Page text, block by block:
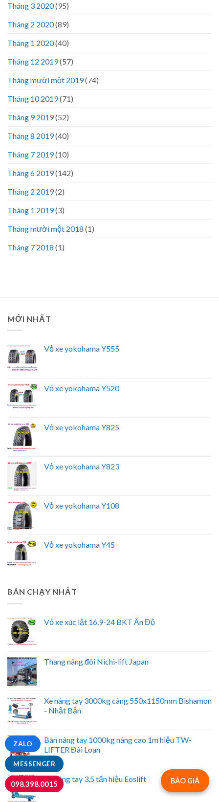
MESSENGER
ZALO
098.398.0015
Tháng 3 2020(95)
Tháng 2 2020(89)
Tháng 1 2020(40)
Tháng 12 2019(57)
Tháng mười một 2019(74)
Tháng 10 2019(71)
Tháng 9 2019(52)
Tháng 8 2019(40)
Tháng 7 2019(10)
Tháng 6 2019(142)
Tháng 2 2019(2)
Tháng 1 2019(3)
Tháng mười một 2018 (1)
Tháng 7 2018 (1)
MỚI NHẤT
Vỏ xe yokohama Y555
Vỏ xe yokohama Y520
Vỏ xe yokohama Y825
Vỏ xe yokohama Y823
Vỏ xe yokohama Y108
Vỏ xe yokohama Y45
BÁN CHẠY NHẤT
Vỏ xe xúc lật 16.9-24 BKT Ấn Độ
Thang nâng đôi Nichi-lift Japan
Xe nâng tay 3000kg càng 550x1150mm Bishamon
- Nhật Bản
Bàn nâng tay 1000kg nâng cao 1m hiệu TW-
LIFTER Đài Loan
Xe nâng tay 3,5 tấn hiệu Eoslift BÁO GIÁ